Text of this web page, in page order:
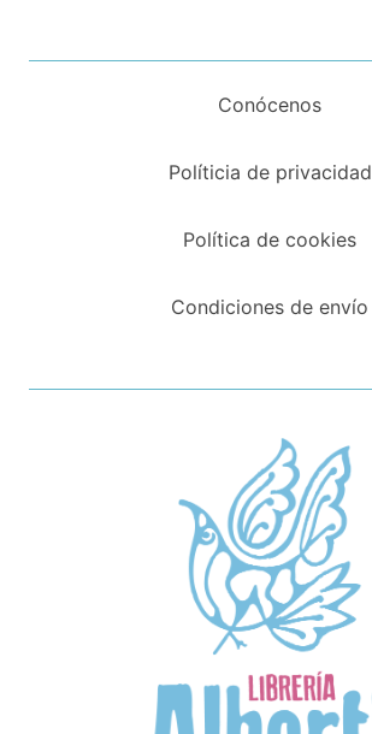
Conócenos
Políticia de privacidad
Política de cookies
Condiciones de envío